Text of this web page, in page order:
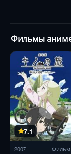
Фильмы
7.1
2007 Фильм